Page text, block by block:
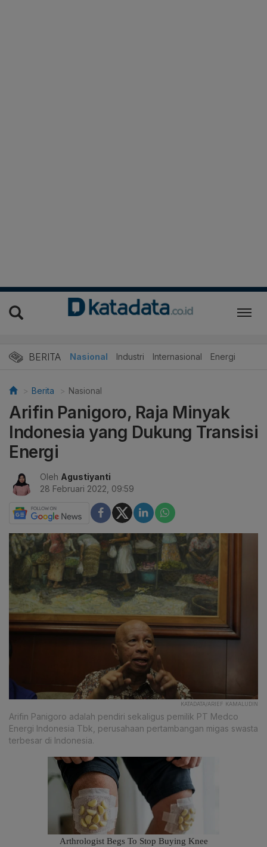
BERITA Nasional Industri Internasional Energi
Berita Nasional
Arifin Panigoro, Raja Minyak
Indonesia yang Dukung Transisi
Energi
Oleh Agustiyanti
28 Februari 2022, 09:59
KATADATA/ARIEF KAMALUDIN
Arifin Panigoro adalah pendiri sekaligus pemilik PT Medco
Energi Indonesia Tbk, perusahaan pertambangan migas swasta
terbesar di Indonesia.